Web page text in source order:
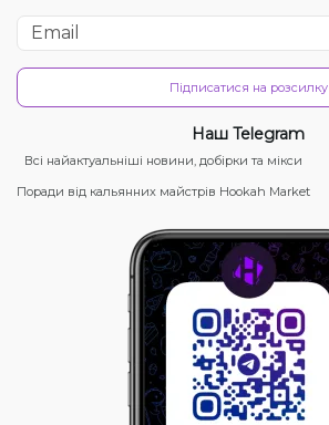
Підписатися на розсилку
Наш Telegram
Всі найактуальніші новини, добірки та мікси
Поради від кальянних майстрів Hookah Market